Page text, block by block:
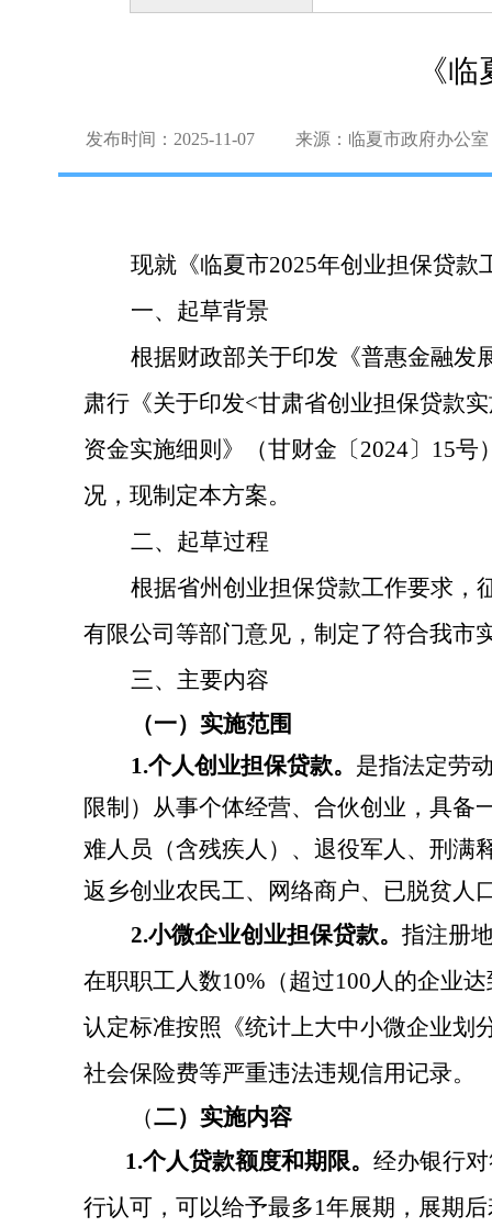
《
发布时间：2025-11-07 来源：临夏市政府办公室
现就《临夏市2025年创业担保贷款
一、起草背景
根据财政部关于印发《普惠金融发
肃行《关于印发<甘肃省创业担保贷款
资金实施细则》（甘财金〔2024〕 15号
况， 现制定本方案。
二、起草过程
根据省州创业担保贷款工作要求，
有限公司等部门意见，制定了符合我市
三、主要内容
（一）实施范围
1.个人创业担保贷款。 是指法定劳
限制）从事个体经营、合伙创业，具备
难人员（含残疾人）、退役军人、刑满
返乡创业农民工、网络商户、已脱贫人
2.小微企业创业担保贷款。 指注册
在职职工人数10% （超过100人的企业达
认定标准按照《统计上大中小微企业划
社会保险费等严重违法违规信用记录。
（二）实施内容
1.个人贷款额度和期限。 经办银行
行认可，可以给予最多1年展期，展期